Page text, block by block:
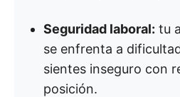
Seguridad laboral: tu
se enfrenta a
sientes inseguro con
posición.